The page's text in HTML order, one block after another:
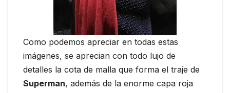
Como podemos apreciar en todas estas
imágenes, se aprecian con todo lujo de
detalles la cota de malla que forma el traje de
Superman, además de la enorme capa roja